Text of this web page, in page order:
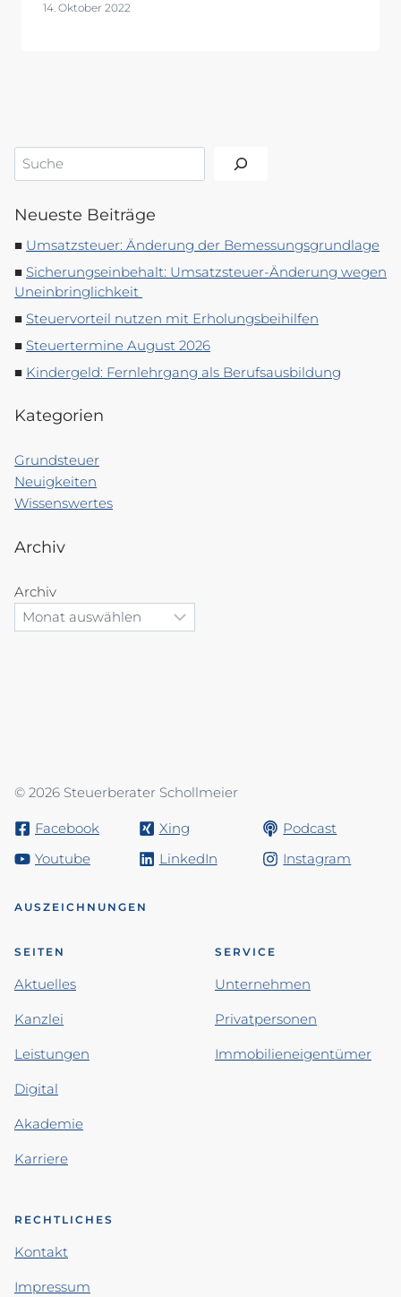
14. Oktober 2022
Suchen
Neueste Beiträge
Umsatzsteuer: Änderung der Bemessungsgrundlage
Sicherungseinbehalt: Umsatzsteuer-Änderung wegen
Uneinbringlichkeit
Steuervorteil nutzen mit Erholungsbeihilfen
Steuertermine August 2026
Kindergeld: Fernlehrgang als Berufsausbildung
Kategorien
Grundsteuer
Neuigkeiten
Wissenswertes
Archiv
Archiv
© 2026 Steuerberater Schollmeier
Facebook Xing
Podcast
Youtube
LinkedIn Instagram
AUSZEICHNUNGEN
SEITEN
Aktuelles
Kanzlei
Leistungen
Digital
Akademie
Karriere
SERVICE
Unternehmen
Privatpersonen
Immobilieneigentümer
RECHTLICHES
Kontakt
Impressum